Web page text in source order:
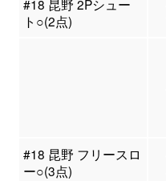
#18 昆野 2Pシュー
ト○(2点)
#18 昆野 フリースロ
ー○(3点)